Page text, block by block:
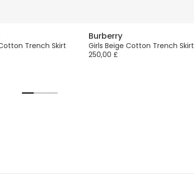
Trench Skirt
Burberry
Girls Beige Cotton Trench Skirt
250,00 £